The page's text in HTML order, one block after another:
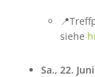
siehe
Sa., 22.